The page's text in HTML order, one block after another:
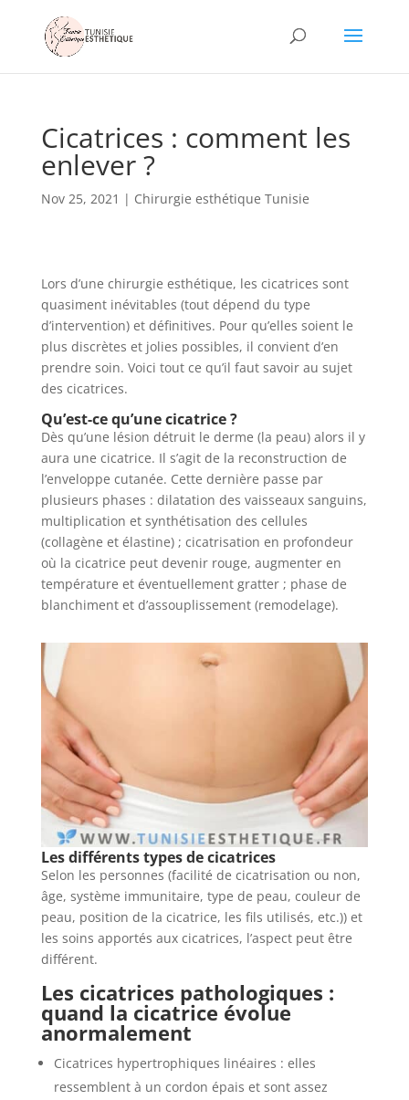
Cicatrices : comment les
enlever ?
Nov 25, 2021 | Chirurgie esthétique Tunisie
Lors d’une chirurgie esthétique, les cicatrices sont
quasiment inévitables (tout dépend du type
d’intervention) et définitives. Pour qu’elles soient le
plus discrètes et jolies possibles, il convient d’en
prendre soin. Voici tout ce qu’il faut savoir au sujet
des cicatrices.
Qu’est-ce qu’une cicatrice ?
Dès qu’une lésion détruit le derme (la peau) alors il y
aura une cicatrice. Il s’agit de la reconstruction de
l’enveloppe cutanée. Cette dernière passe par
plusieurs phases : dilatation des vaisseaux sanguins,
multiplication et synthétisation des cellules
(collagène et élastine) ; cicatrisation en profondeur
où la cicatrice peut devenir rouge, augmenter en
température et éventuellement gratter ; phase de
blanchiment et d’assouplissement (remodelage).
Les différents types de cicatrices
Selon les personnes (facilité de cicatrisation ou non,
âge, système immunitaire, type de peau, couleur de
peau, position de la cicatrice, les fils utilisés, etc.)) et
les soins apportés aux cicatrices, l’aspect peut être
différent.
Les cicatrices pathologiques :
quand la cicatrice évolue
anormalement
Cicatrices hypertrophiques linéaires : elles
ressemblent à un cordon épais et sont assez